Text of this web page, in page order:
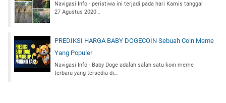
Navigasi Info - peristiwa ini terjadi pada hari Kamis tanggal
27 Agustus 2020…
PREDIKSI HARGA BABY DOGECOIN Sebuah Coin Meme
Yang Populer
Navigasi Info - Baby Doge adalah salah satu koin meme
terbaru yang tersedia di…